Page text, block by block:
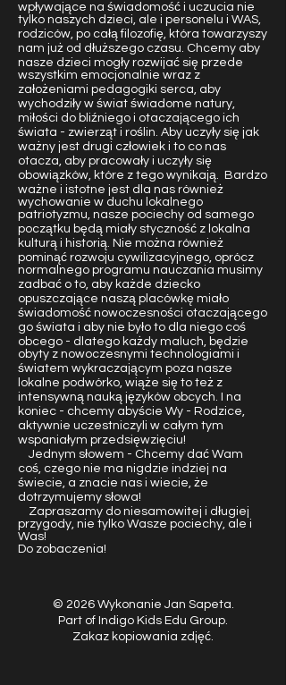
wpływające na świadomość i uczucia nie
tylko naszych dzieci, ale i personelu i WAS,
rodziców, po całą filozofię, która towarzyszy
nam już od dłuższego czasu. Chcemy aby
nasze dzieci mogły rozwijać się przede
wszystkim emocjonalnie wraz z
założeniami pedagogiki serca, aby
wychodziły w świat świadome natury,
miłości do bliźniego i otaczającego ich
świata - zwierząt i roślin. Aby uczyły się jak
ważny jest drugi człowiek i to co nas
otacza, aby pracowały i uczyły się
obowiązków, które z tego wynikają. Bardzo
ważne i istotne jest dla nas również
wychowanie w duchu lokalnego
patriotyzmu, nasze pociechy od samego
początku będą miały styczność z lokalna
kulturą i historią. Nie można również
pominąć rozwoju cywilizacyjnego, oprócz
normalnego programu nauczania musimy
zadbać o to, aby każde dziecko
opuszczające naszą placówkę miało
świadomość nowoczesności otaczającego
go świata i aby nie było to dla niego coś
obcego - dlatego każdy maluch, będzie
obyty z nowoczesnymi technologiami i
światem wykraczającym poza nasze
lokalne podwórko, wiąże się to też z
intensywną nauką języków obcych. I na
koniec - chcemy abyście Wy - Rodzice,
aktywnie uczestniczyli w całym tym
wspaniałym przedsięwzięciu!
Jednym słowem - Chcemy dać Wam
coś, czego nie ma nigdzie indziej na
świecie, a znacie nas i wiecie, że
dotrzymujemy słowa!
Zapraszamy do niesamowitej i długiej
przygody, nie tylko Wasze pociechy, ale i
Was!
Do zobaczenia!
© 2026 Wykonanie Jan Sapeta.
Part of Indigo Kids Edu Group.
Zakaz kopiowania zdjęć.